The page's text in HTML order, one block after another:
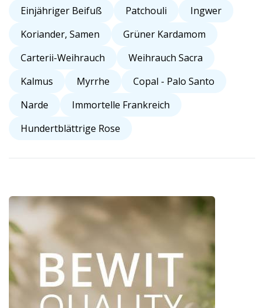
Einjähriger Beifuß
Patchouli
Ingwer
Koriander, Samen
Grüner Kardamom
Carterii-Weihrauch
Weihrauch Sacra
Kalmus
Myrrhe
Copal - Palo Santo
Narde
Immortelle Frankreich
Hundertblättrige Rose